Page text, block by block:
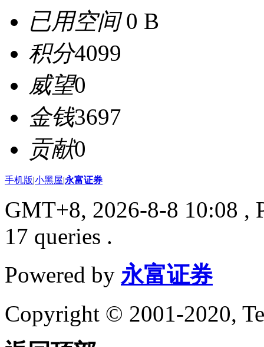
已用空间0 B
积分4099
威望0
金钱3697
贡献0
手机版|小黑屋|永富证券
GMT+8, 2026-8-8 10:08 ,
17 queries .
Powered by 永富证券
Copyright © 2001-2020,